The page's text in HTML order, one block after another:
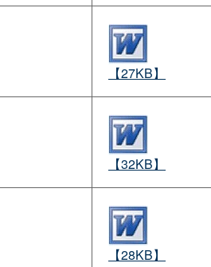
【27KB】
【32KB】
【28KB】